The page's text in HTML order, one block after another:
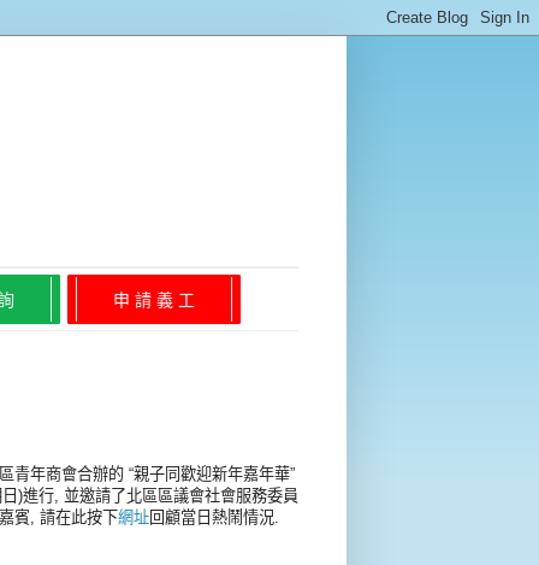
申 請 義 工
青年商會合辦的 “親子同歡迎新年嘉年華”
)進行, 並邀請了北區區議會社會服務委員
賓, 請在此按下網址 回顧當日熱鬧情況.